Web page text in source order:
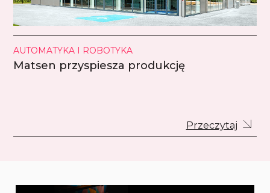
AUTOMATYKA I ROBOTYKA
Matsen przyspiesza produkcję
Przeczytaj